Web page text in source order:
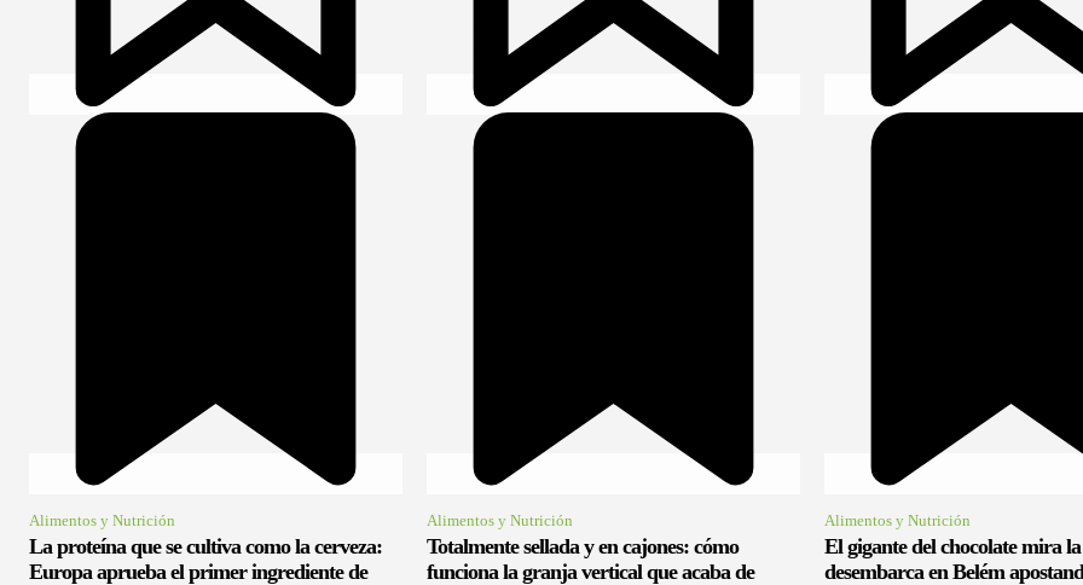
Alimentos y Nutrición
La proteína que se cultiva como la cerveza:
Europa aprueba el primer ingrediente de
Alimentos y Nutrición
Totalmente sellada y en cajones: cómo
funciona la granja vertical que acaba de
Alimentos y Nutrición
El gigante del chocolate mira
desembarca en Belém